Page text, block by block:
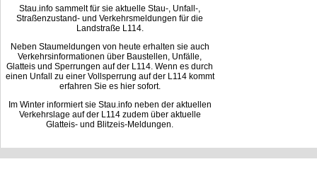
Stau.info sammelt für sie aktuelle Stau-, Unfall-,
Straßenzustand- und Verkehrsmeldungen für die
Landstraße L114.
Neben Staumeldungen von heute erhalten sie auch
Verkehrsinformationen über Baustellen, Unfälle,
Glatteis und Sperrungen auf der L114. Wenn es durch
einen Unfall zu einer Vollsperrung auf der L114 kommt
erfahren Sie es hier sofort.
Im Winter informiert sie Stau.info neben der aktuellen
Verkehrslage auf der L114 zudem über aktuelle
Glatteis- und Blitzeis-Meldungen.